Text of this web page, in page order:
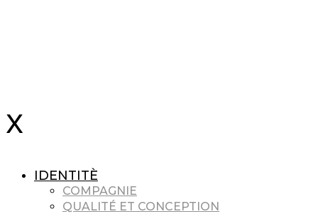
IDENTITÈ
COMPAGNIE
QUALITÉ ET CONCEPTION